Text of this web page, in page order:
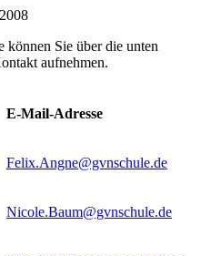
können Sie über die unten
aufnehmen.
E-Mail-Adresse
Felix.Angne@gvnschule.de
Nicole.Baum@gvnschule.de